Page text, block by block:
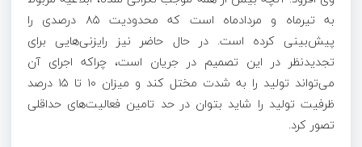
به تیرماه و مردادماه است که محدودیت ۸۵ درصدی را
پیش‌بینی کرده است. در حال حاضر نیز رایزنی‌هایی برای
تجدیدنظر در این تصمیم در جریان است، چراکه اجرای آن
می‌تواند تولید را به شدت مختل کند و میزان ۱۰ تا ۱۵ درصد
ظرفیت تولید را شاید بتوان در حد تامین فعالیت‌های حداقلی
تصور کرد.